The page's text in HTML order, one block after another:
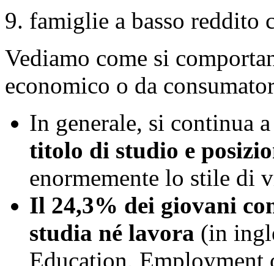
9. famiglie a basso reddito
Vediamo come si
economico o da
In generale, si continua
titolo di studio e
enormemente lo stile di
Il 24,3% dei giovani
studia né lavora (in
Education,